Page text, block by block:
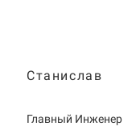
Станислав
Главный Инженер